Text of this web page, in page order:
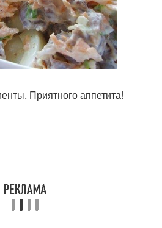
Приятного аппетита!